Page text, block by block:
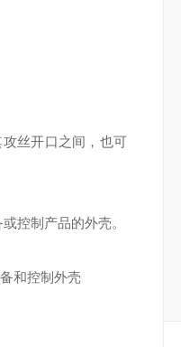
丝开口之间，也可
控制产品的外壳。
和控制外壳